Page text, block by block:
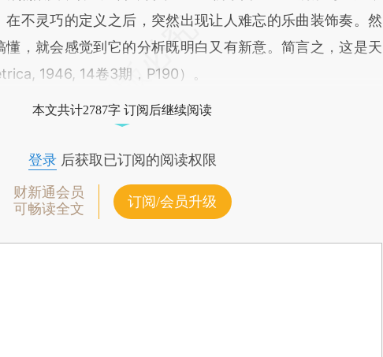
在不灵巧的定义之后，突然出现让人难忘的乐曲装饰奏。然
懂，就会感觉到它的分析既明白又有新意。简言之，这是天
1946, 14卷3期，P190）。
本文共计2787字 订阅后继续阅读
登录后获取已订阅的阅读权限
财新通会员
可畅读全文
订阅/会员升级